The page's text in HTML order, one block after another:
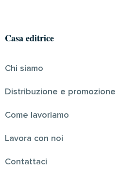
Casa editrice
Chi siamo
Distribuzione e promozione
Come lavoriamo
Lavora con noi
Contattaci